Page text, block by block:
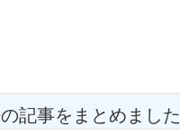
の記事をまとめました